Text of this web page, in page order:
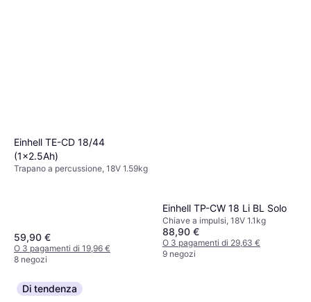
Einhell TE-CD 18/44
(1x2.5Ah)
Trapano a percussione, 18V 1.59kg
59,90 €
O 3 pagamenti di 19,96 €
8 negozi
Einhell TP-CW 18 Li BL Solo
Chiave a impulsi, 18V 1.1kg
88,90 €
O 3 pagamenti di 29,63 €
9 negozi
Di tendenza